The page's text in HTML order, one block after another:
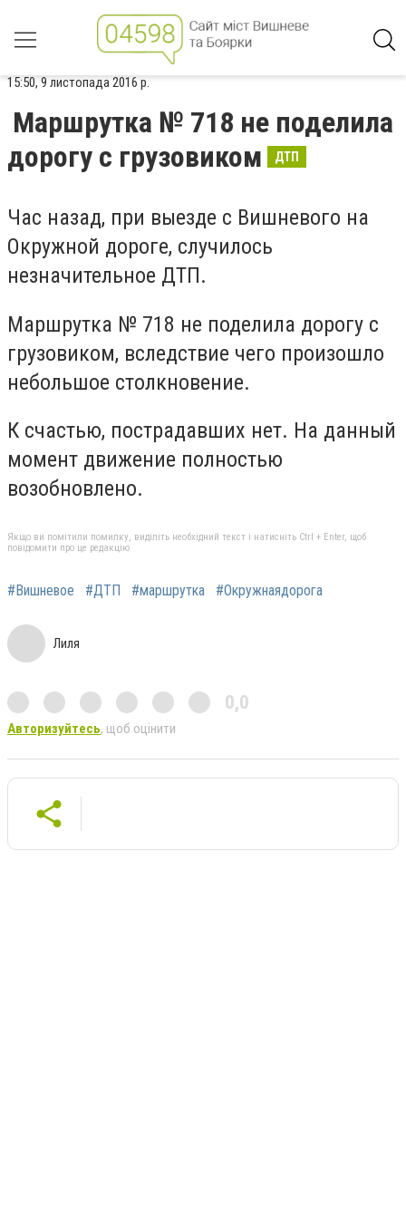
15:50, 9 листопада 2016 р.
Маршрутка № 718 не поделила
дорогу с грузовиком
ДТП
Час назад, при выезде с Вишневого на
Окружной дороге, случилось
незначительное ДТП.
Маршрутка № 718 не поделила дорогу с
грузовиком, вследствие чего произошло
небольшое столкновение.
К счастью, пострадавших нет. На данный
момент движение полностью
возобновлено.
Якщо ви помітили помилку, виділіть необхідний текст і натисніть Ctrl + Enter, щоб
повідомити про це редакцію
#Вишневое #ДТП #маршрутка #Окружнаядорога
Лиля
0,0
Авторизуйтесь, щоб оцінити